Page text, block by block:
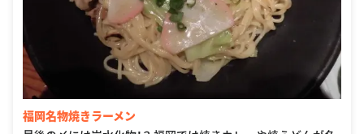
福岡名物焼きラーメン